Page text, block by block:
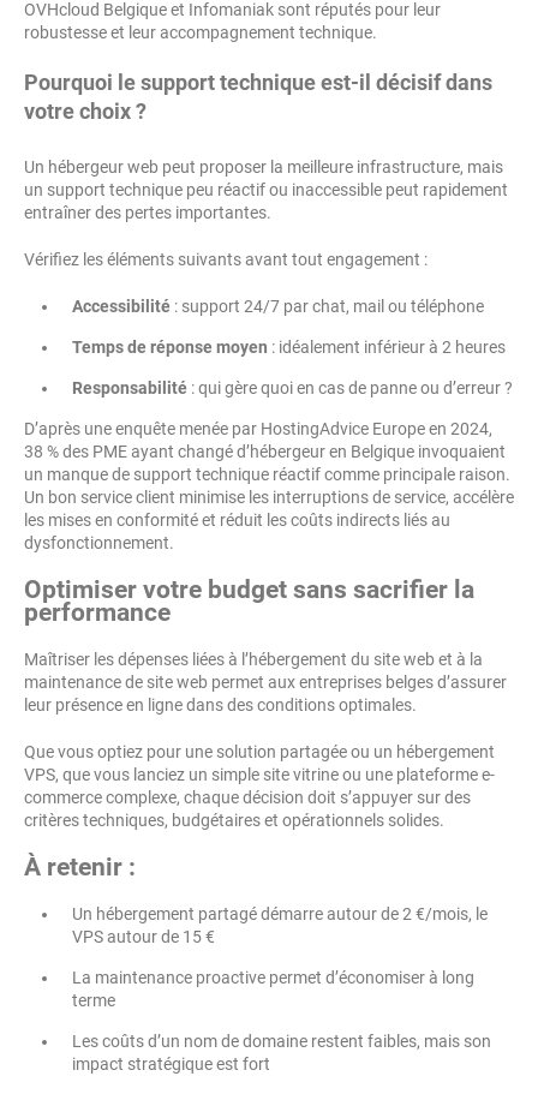
OVHcloud Belgique et Infomaniak sont réputés pour leur
robustesse et leur accompagnement technique.
Pourquoi le support technique est-il décisif dans
votre choix ?
Un hébergeur web peut proposer la meilleure infrastructure, mais
un support technique peu réactif ou inaccessible peut rapidement
entraîner des pertes importantes.
Vérifiez les éléments suivants avant tout engagement :
Accessibilité : support 24/7 par chat, mail ou téléphone
Temps de réponse moyen : idéalement inférieur à 2 heures
Responsabilité : qui gère quoi en cas de panne ou d’erreur ?
D’après une enquête menée par HostingAdvice Europe en 2024,
38 % des PME ayant changé d’hébergeur en Belgique invoquaient
un manque de support technique réactif comme principale raison.
Un bon service client minimise les interruptions de service, accélère
les mises en conformité et réduit les coûts indirects liés au
dysfonctionnement.
Optimiser votre budget sans sacrifier la
performance
Maîtriser les dépenses liées à l’hébergement du site web et à la
maintenance de site web permet aux entreprises belges d’assurer
leur présence en ligne dans des conditions optimales.
Que vous optiez pour une solution partagée ou un hébergement
VPS, que vous lanciez un simple site vitrine ou une plateforme e-
commerce complexe, chaque décision doit s’appuyer sur des
critères techniques, budgétaires et opérationnels solides.
À retenir :
Un hébergement partagé démarre autour de 2 €/mois, le
VPS autour de 15 €
La maintenance proactive permet d’économiser à long
terme
Les coûts d’un nom de domaine restent faibles, mais son
impact stratégique est fort